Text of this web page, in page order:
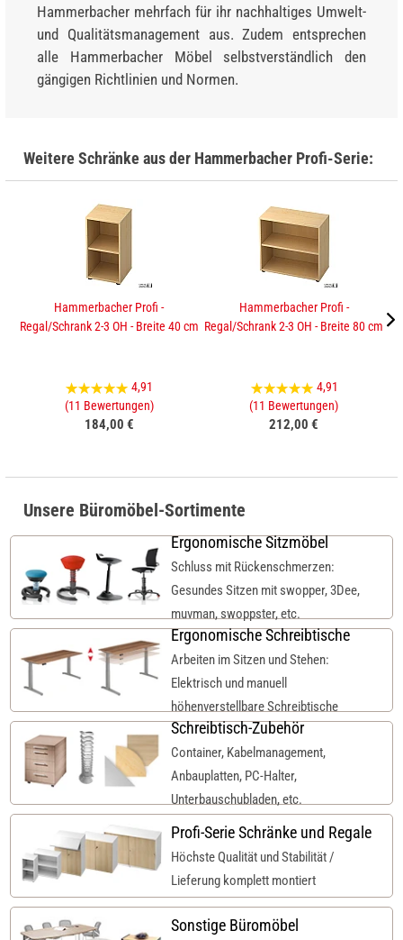
Hammerbacher mehrfach für ihr nachhaltiges Umwelt-
und Qualitätsmanagement aus. Zudem entsprechen
alle Hammerbacher Möbel selbstverständlich den
gängigen Richtlinien und Normen.
Weitere Schränke aus der Hammerbacher Profi-Serie:
Hammerbacher Profi -
Regal/Schrank 2-3 OH - Breite 40 cm
4,91
(11 Bewertungen)
184,00 €
Hammerbacher Profi -
Regal/Schrank 2-3 OH - Breite 80 cm
4,91
(11 Bewertungen)
212,00 €
Unsere Büromöbel-Sortimente
Ergonomische Sitzmöbel
Schluss mit Rückenschmerzen:
Gesundes Sitzen mit swopper, 3Dee,
muvman, swoppster, etc.
Ergonomische Schreibtische
Arbeiten im Sitzen und Stehen:
Elektrisch und manuell
höhenverstellbare Schreibtische
Schreibtisch-Zubehör
Container, Kabelmanagement,
Anbauplatten, PC-Halter,
Unterbauschubladen, etc.
Profi-Serie Schränke und Regale
Höchste Qualität und Stabilität /
Lieferung komplett montiert
Sonstige Büromöbel